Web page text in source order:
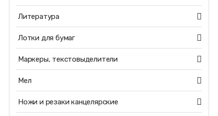
Литература
Лотки для бумаг
Маркеры, текстовыделители
Мел
Ножи и резаки канцелярские